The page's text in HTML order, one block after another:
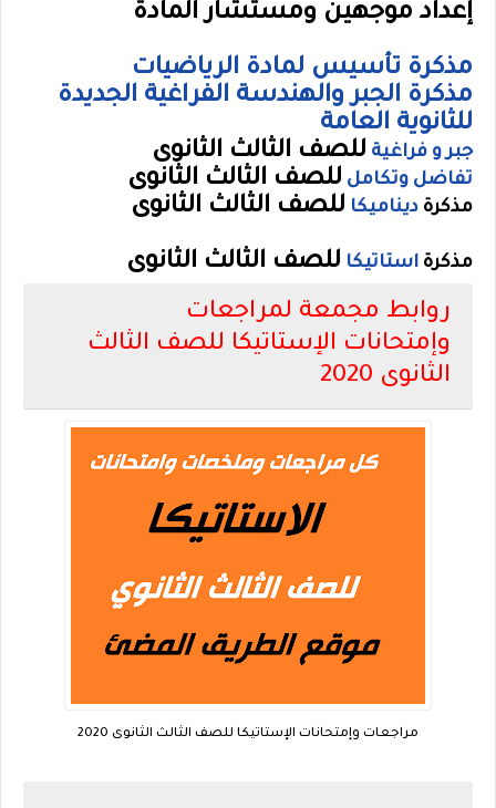
إعداد موجهين ومستشار المادة
مذكرة تأسيس لمادة الرياضيات
مذكرة الجبر والهندسة الفراغية الجديدة
للثانوية العامة
جبر و فراغية للصف الثالث الثانوى
تفاضل وتكامل للصف الثالث الثانوى
مذكرة ديناميكا للصف الثالث الثانوى
مذكرة استاتيكا للصف الثالث الثانوى
روابط مجمعة لمراجعات
وإمتحانات الإستاتيكا للصف الثالث
الثانوى 2020
مراجعات وإمتحانات الإستاتيكا للصف الثالث الثانوى 2020